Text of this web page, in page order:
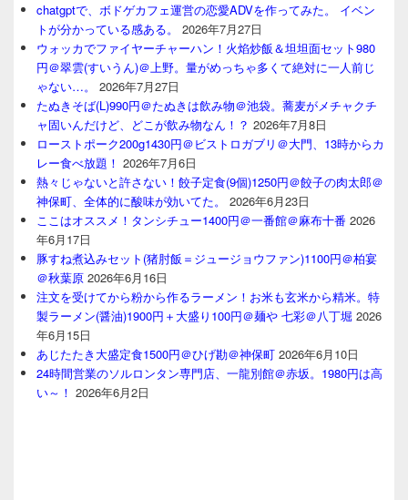
chatgptで、ボドゲカフェ運営の恋愛ADVを作ってみた。 イベン
トが分かっている感ある。
2026年7月27日
ウォッカでファイヤーチャーハン！火焰炒飯＆坦坦面セット980
円＠翠雲(すいうん)＠上野。量がめっちゃ多くて絶対に一人前じ
ゃない…。
2026年7月27日
たぬきそば(L)990円＠たぬきは飲み物＠池袋。蕎麦がメチャクチ
ャ固いんだけど、どこが飲み物なん！？ 2026年7月8日
ローストポーク200g1430円＠ビストロガブリ＠大門、13時からカ
レー食べ放題！ 2026年7月6日
熱々じゃないと許さない！餃子定食(9個)1250円＠餃子の肉太郎＠
神保町、全体的に酸味が効いてた。
2026年6月23日
ここはオススメ！タンシチュー1400円＠一番館＠麻布十番 2026
年6月17日
豚すね煮込みセット(猪肘飯＝ジュージョウファン)1100円＠柏宴
＠秋葉原 2026年6月16日
注文を受けてから粉から作るラーメン！お米も玄米から精米。特
製ラーメン(醤油)1900円＋大盛り100円＠麺や 七彩＠八丁堀 2026
年6月15日
あじたたき大盛定食1500円＠ひげ勘＠神保町 2026年6月10日
24時間営業のソルロンタン専門店、一龍別館＠赤坂。1980円は高
い～！ 2026年6月2日